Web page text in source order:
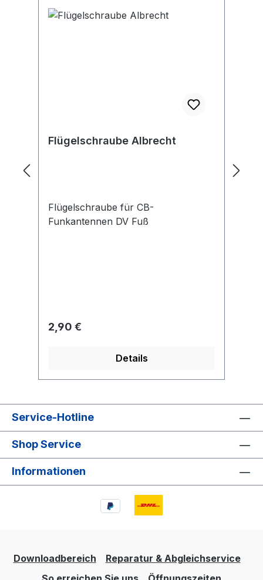
Flügelschraube Albrecht
Flügelschraube für CB-
Funkantennen DV Fuß
Regulärer Preis:
2,90 €
Details
Service-Hotline
Shop Service
Informationen
Downloadbereich
Reparatur & Abgleichservice